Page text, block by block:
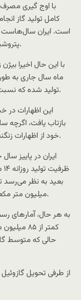
با اوج گیری مصرف
کامل تولید گاز
است. ایران سال‌هاست
پتروشیمی را در ماه‌های سرد سال محدود می کند.
با این حال اخیرا
تولید شده که نسبت به سال ۹۱ رشدی ۳۵ درصدی داشته است.
این اظهارات در
بازتاب یافت،
خود از اظهارات زنگنه، آمارهای تولید گاز از طرف وی را حذف کرد.
میلیون متر مکعب جهش به ۸۴۰ میلیون متر مکعب برسد.
به هر حال، آمارهای
کمتر از
از طرفی تحویل